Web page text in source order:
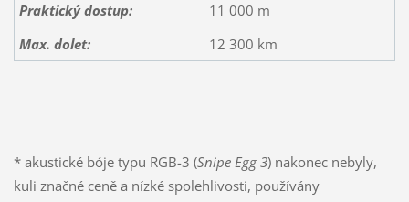
Praktický dostup:
11 000 m
Max. dolet:
12 300 km
* akustické bóje typu RGB-3 (Snipe Egg 3) nakonec nebyly,
kuli značné ceně a nízké spolehlivosti, používány